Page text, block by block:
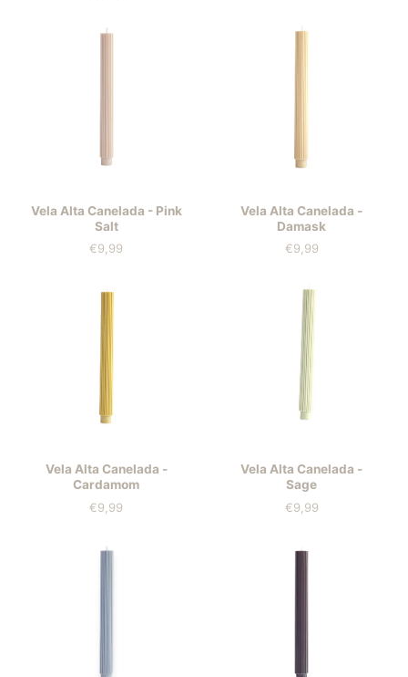
Vela Alta Canelada - Pink
Salt
Prezzo
€9,99
Vela Alta Canelada -
Damask
Prezzo
€9,99
Vela Alta Canelada -
Cardamom
Prezzo
€9,99
Vela Alta Canelada -
Sage
Prezzo
€9,99